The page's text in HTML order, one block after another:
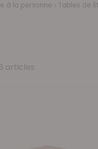
à la personne Tables de lit
articles